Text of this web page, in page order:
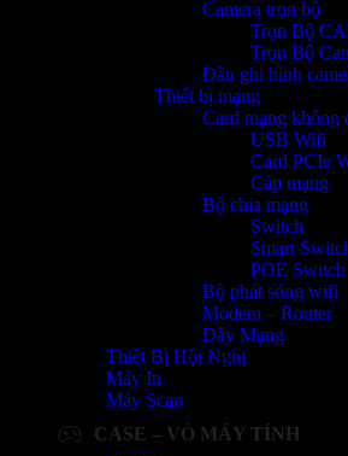
Camera trọn bộ
Trọn Bộ
Trọn Bộ
Đầu ghi hình
Thiết bị mạng
Card mạng không
USB Wifi
Card PCIe
Cáp mạng
Bộ chia mạng
Switch
Smart
POE Switch
Bộ phát sóng wifi
Modem – Router
Dây Mạng
Thiết Bị Hội Nghị
Máy In
Máy Scan
CASE – VỎ MÁY TÍNH